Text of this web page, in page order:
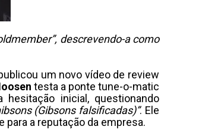
descrevendo-a como
um novo vídeo de review
testa a ponte tune-o-matic
inicial, questionando
(Gibsons falsificadas)”. Ele
a reputação da empresa.